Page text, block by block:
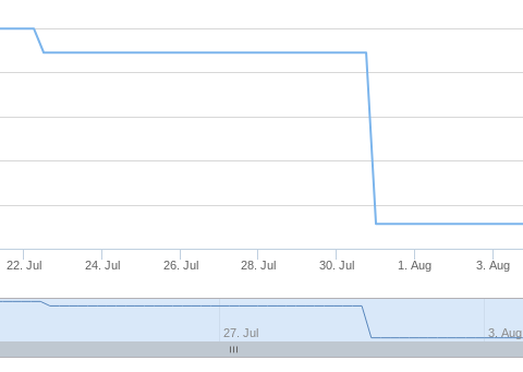
22. Jul 24. Jul 26. Jul 28. Jul 30. Jul 1. Aug 3. Aug
27. Jul 3. Aug